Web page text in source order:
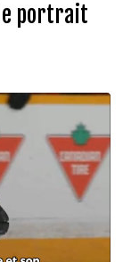
portrait